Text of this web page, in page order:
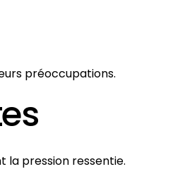
préoccupations.
la pression ressentie.